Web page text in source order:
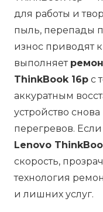
для работы и
пыль, перепады
износ приводят
выполняет
ThinkBook 16p с
аккуратным
устройство
перегревов.
Lenovo
скорость,
технология
и лишних услуг.